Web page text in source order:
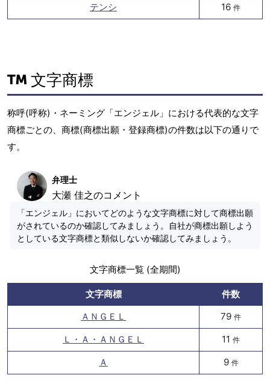
テンシ 16 件
文字商標
称呼(呼称)・ネーミング「エンジェル」における代表的な文字
商標ごとの、商標(商標出願・登録商標)の件数は以下の通りで
す。
弁理士
大瀬 佳之のコメント
「エンジェル」においてどのような文字商標に対して商標出願
がされているのか確認してみましょう。自社が商標出願しよう
としている文字商標と類似しないか確認してみましょう。
文字商標一覧 (全期間)
文字商標
件数
ＡＮＧＥＬ
79 件
Ｌ・Ａ・ＡＮＧＥＬ 11 件
Ａ 9 件